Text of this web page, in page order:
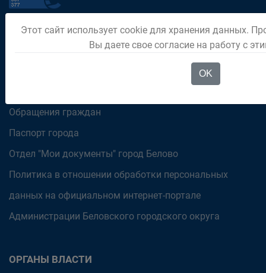
Официальный аккаунт Главы Беловского
Обращения граждан
Паспорт города
Отдел "Мои документы" город Белово
Политика в отношении обработки персональных
данных на официальном интернет-портале
Администрации Беловского городского округа
ОРГАНЫ ВЛАСТИ
Этот сайт использует cookie для хранения данных.
Вы даете свое согласие на работу с
OK